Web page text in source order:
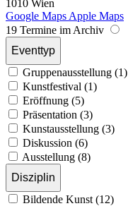
1010 Wien
Google Maps Apple Maps
19 Termine im Archiv
Eventtyp
Gruppenausstellung (1)
Kunstfestival (1)
Eröffnung (5)
Präsentation (3)
Kunstausstellung (3)
Diskussion (6)
Ausstellung (8)
Disziplin
Bildende Kunst (12)